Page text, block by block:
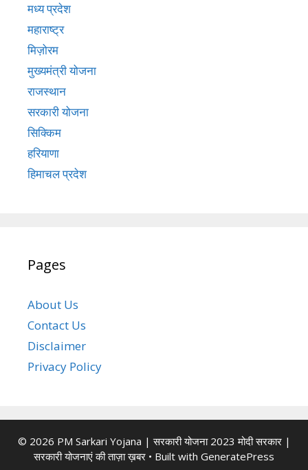
मध्य प्रदेश
महाराष्ट्र
मिज़ोरम
मुख्‍यमंत्री योजना
राजस्थान
सरकारी योजना
सिक्किम
हरियाणा
हिमाचल प्रदेश
Pages
About Us
Contact Us
Disclaimer
Privacy Policy
© 2026 PM Sarkari Yojana | सरकारी योजना 2023 मोदी सरकार |
सरकारी योजनाएं की ताज़ा ख़बर • Built with GeneratePress